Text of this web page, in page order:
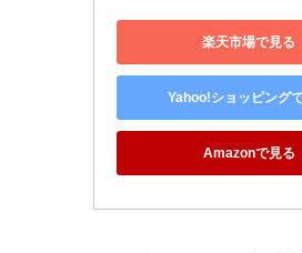
楽天市場で見る
Yahoo!ショッピング
Amazonで見る